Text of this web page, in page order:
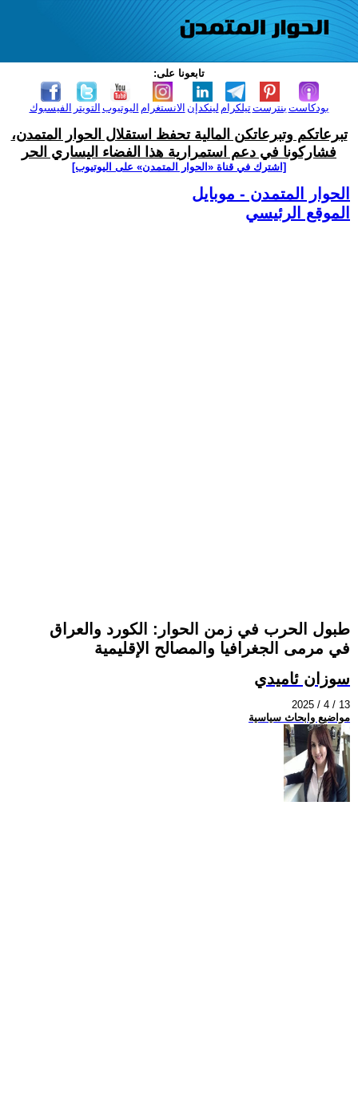
تابعونا على:
الفيسبوك التويتر اليوتيوب الانستغرام لينكدإن تيلكرامبنترست بودكاست
تبرعاتكم وتبرعاتكن المالية تحفظ استقلال الحوار المتمدن،
فشاركونا في دعم استمرارية هذا الفضاء اليساري الحر
[اشترك في قناة ‫«الحوار المتمدن» على اليوتيوب]
الحوار المتمدن - موبايل
الموقع الرئيسي
طبول الحرب في زمن الحوار: الكورد والعراق
في مرمى الجغرافيا والمصالح الإقليمية
سوزان ئاميدي
2025 / 4 / 13
مواضيع وابحاث سياسية